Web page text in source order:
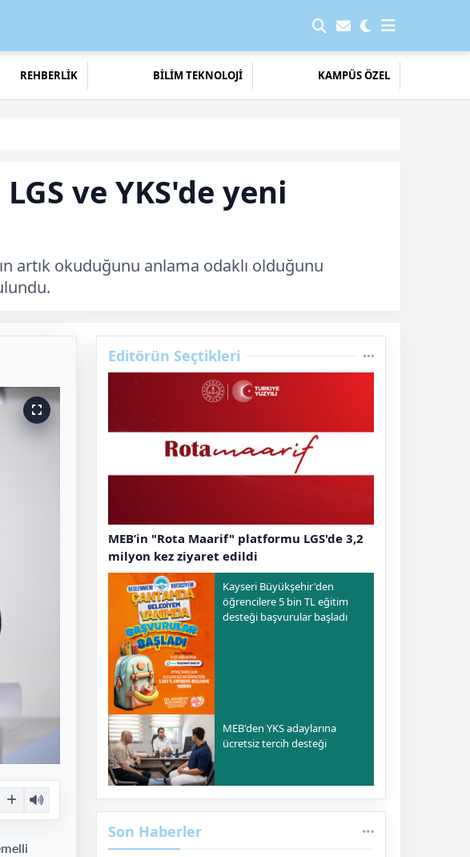
REHBERLİK BİLİM TEKNOLOJİ KAMPÜS ÖZEL
ve YKS'de yeni
artık okuduğunu anlama odaklı olduğunu
Editörün Seçtikleri
MEB’in "Rota Maarif" platformu LGS'de 3,2
milyon kez ziyaret edildi
Kayseri Büyükşehir'den
öğrencilere 5 bin TL eğitim
desteği başvurular başladı
MEB'den YKS adaylarına
ücretsiz tercih desteği
Son Haberler